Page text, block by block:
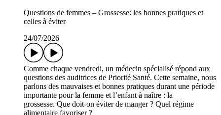
Questions de femmes – Grossesse: les bonnes pratiques et
celles à éviter
24/07/2026
Comme chaque vendredi, un médecin spécialisé répond aux
questions des auditrices de Priorité Santé. Cette semaine, nous
parlons des mauvaises et bonnes pratiques durant une période
importante pour la femme et l’enfant à naître : la
grossesse. Que doit-on éviter de manger ? Quel régime
alimentaire favoriser ?